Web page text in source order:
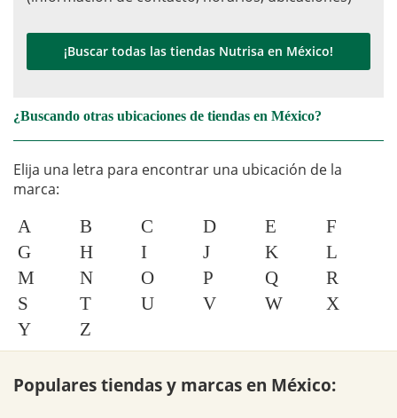
¡Buscar todas las tiendas Nutrisa en México!
¿Buscando otras ubicaciones de tiendas en México?
Elija una letra para encontrar una ubicación de la
marca:
A B C D E
F
G
H I J K
L
M
N O P Q
R
S
T U V W
X
Y
Z
Populares tiendas y marcas en México: